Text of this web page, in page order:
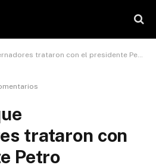
trataron con el presidente Petro
trataron con
Petro